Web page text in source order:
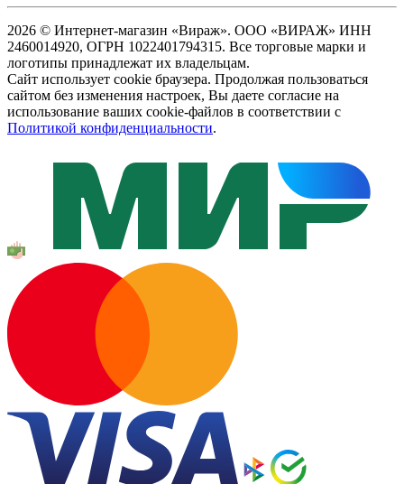
2026 © Интернет-магазин «Вираж». ООО «ВИРАЖ» ИНН
2460014920, ОГРН 1022401794315. Все торговые марки и
логотипы принадлежат их владельцам.
Сайт использует cookie браузера. Продолжая пользоваться
сайтом без изменения настроек, Вы даете согласие на
использование ваших cookie-файлов в соответствии с
Политикой конфиденциальности.